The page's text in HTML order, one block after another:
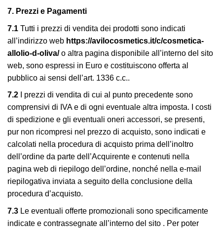
7. Prezzi e Pagamenti
7.1 Tutti i prezzi di vendita dei prodotti sono indicati
all’indirizzo web https://avilocosmetics.it/c/cosmetica-
allolio-d-oliva/o altra pagina disponibile all’interno del sito
web, sono espressi in Euro e costituiscono offerta al
pubblico ai sensi dell’art. 1336 c.c..
7.2 I prezzi di vendita di cui al punto precedente sono
comprensivi di IVA e di ogni eventuale altra imposta. I costi
di spedizione e gli eventuali oneri accessori, se presenti,
pur non ricompresi nel prezzo di acquisto, sono indicati e
calcolati nella procedura di acquisto prima dell’inoltro
dell’ordine da parte dell’Acquirente e contenuti nella
pagina web di riepilogo dell’ordine, nonché nella e-mail
riepilogativa inviata a seguito della conclusione della
procedura d’acquisto.
7.3 Le eventuali offerte promozionali sono specificamente
indicate e contrassegnate all’interno del sito . Per poter